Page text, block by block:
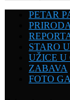
PETAR
PRIRODA
STARO
UŽICE U
ZABAVA
FOTO